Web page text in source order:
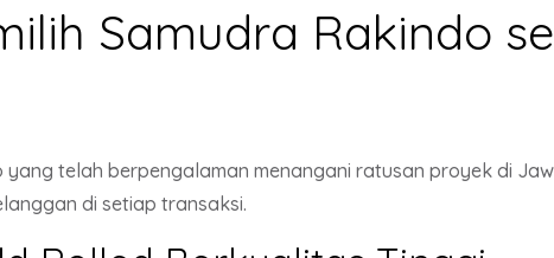
Samudra Rakindo
telah berpengalaman menangani ratusan proyek di
di setiap transaksi.